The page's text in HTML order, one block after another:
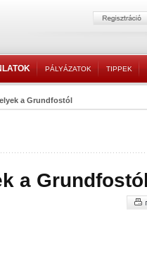
PÁLYÁZATOK TIPPEK
a Grundfostól
a